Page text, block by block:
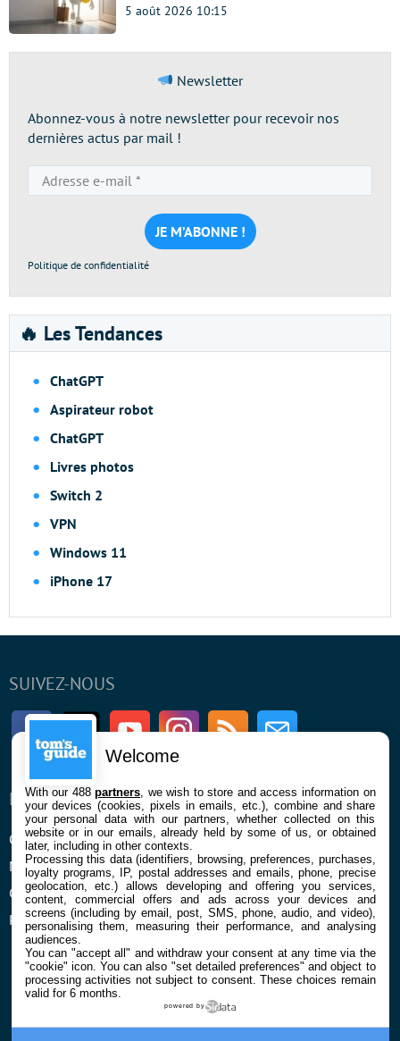
5 août 2026 10:15
Newsletter
Abonnez-vous à notre newsletter pour recevoir nos
dernières actus par mail !
e-
mail
*
Politique de confidentialité
🔥 Les Tendances
ChatGPT
Aspirateur robot
ChatGPT
Livres photos
Switch 2
VPN
Windows 11
iPhone 17
SUIVEZ-NOUS
FacebookTwitter Youtube InstagramRSS Newsletter
ENTREPRISE
Qui sommes nous
Mentions légales et CGU
Confidentialité et Cookies
Préférences cookies
À PROPOS
La rédaction
Contact
Welcome
With our 488partners , we wish to store and access information on
your devices (cookies, pixels in emails, etc.), combine and share
your personal data with our partners, whether collected on this
website or in our emails, already held by some of us, or obtained
later, including in other contexts.
Processing this data (identifiers, browsing, preferences, purchases,
loyalty programs, IP, postal addresses and emails, phone, precise
geolocation, etc.) allows developing and offering you services,
content, commercial offers and ads across your devices and
screens (including by email, post, SMS, phone, audio, and video),
personalising them, measuring their performance, and analysing
audiences.
You can "accept all" and withdraw your consent at any time via the
"cookie" icon. You can also "set detailed preferences" and object to
processing activities not subject to consent. These choices remain
valid for 6 months.
powered by